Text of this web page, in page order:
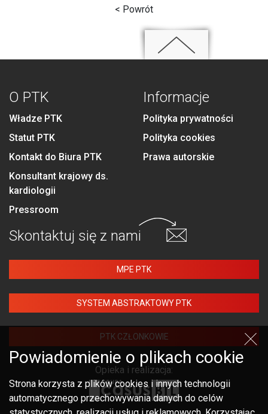
< Powrót
O PTK
Władze PTK
Statut PTK
Kontakt do Biura PTK
Konsultant krajowy ds.
kardiologii
Pressroom
Informacje
Polityka prywatności
Polityka cookies
Prawa autorskie
Skontaktuj się z nami
MPE PTK
SYSTEM ABSTRAKTOWY PTK
PTK CZŁONKOWIE
Opieka i realizacja:
Powiadomienie o plikach cookie
Strona korzysta z plików cookies i innych technologii
automatycznego przechowywania danych do celów